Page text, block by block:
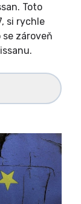
Toto
si rychle
zároveň